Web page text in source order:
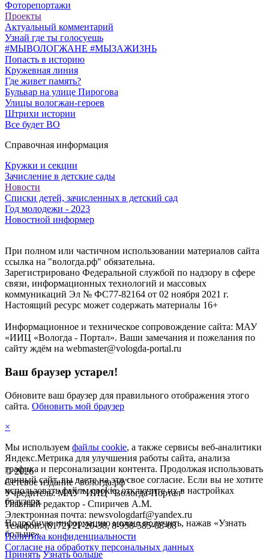
Фоторепортажи
Проекты
Актуальный комментарий
Узнай где ты голосуешь
#МЫВОЛОГЖАНЕ #МЫЗАЖИЗНЬ
Попасть в историю
Кружевная линия
Где живет память?
Бульвар на улице Пирогова
Улицы вологжан-героев
Штрихи истории
Все будет ВО
Справочная информация
Кружки и секции
Зачисление в детские сады
Новости
Списки детей, зачисленных в детский сад
Год молодежи - 2023
©2026
Сетевое издание "вологда.рф"
Учредитель: МАУ "ИИЦ "Вологда-Портал"
Главный редактор - Спиричев А.М.
Электронная почта: newsvologdarf@yandex.ru
Телефон: (8172) 21-20-38, 8-958-585-08-08
Политика конфиденциальности
Согласие на обработку персональных данных
Новостной информер
При полном или частичном использовании материалов сайта
ссылка на "вологда.рф" обязательна.
Зарегистрировано Федеральной службой по надзору в сфере
связи, информационных технологий и массовых
коммуникаций Эл № ФС77-82164 от 02 ноября 2021 г.
Настоящий ресурс может содержать материалы 16+
Информационное и техническое сопровождение сайта: МАУ
«ИИЦ «Вологда - Портал». Ваши замечания и пожелания по
сайту ждём на webmaster@vologda-portal.ru
Ваш браузер устарел!
Обновите ваш браузер для правильного отображения этого
сайта. Обновить мой браузер
×
Мы используем файлы cookie, а также сервисы веб-аналитики
Яндекс.Метрика для улучшения работы сайта, анализа
трафика и персонализации контента. Продолжая использовать
данный сайт, вы даете на это свое согласие. Если вы не хотите
использовать файлы cookie, отключите их в настройках
браузера.
Подробную информацию можно получить, нажав «Узнать
больше».
Принять Узнать больше